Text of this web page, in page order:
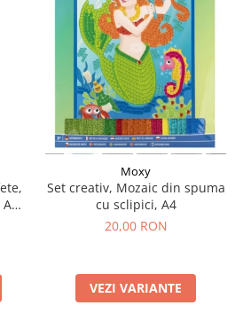
Moxy
Set creativ, Mozaic din spuma
cu sclipici, A4
20,00 RON
VEZI VARIANTE